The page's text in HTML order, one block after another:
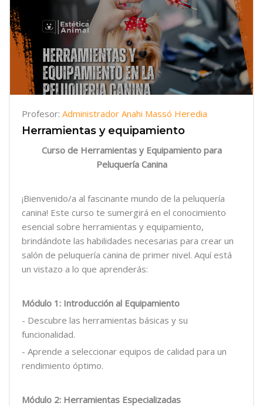
Profesor: Administrador Anahi Massó Heredia
Herramientas y equipamiento
Curso de Herramientas y Equipamiento para
Peluquería Canina
¡Bienvenido/a al fascinante mundo de la peluquería
canina! Este curso te sumergirá en el conocimiento
esencial sobre herramientas y equipamiento,
brindándote las habilidades necesarias para crear un
salón de peluquería canina de primer nivel. Aquí está
un vistazo a lo que aprenderás:
Módulo 1: Introducción al Equipamiento
- Descubre las herramientas básicas y su
funcionalidad.
- Aprende a seleccionar equipos de calidad para un
rendimiento óptimo.
Módulo 2: Herramientas Especializadas